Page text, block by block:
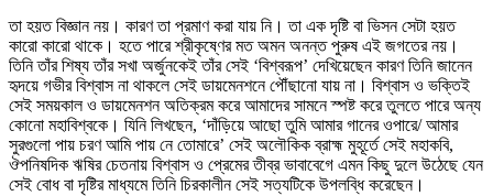
তা হয়ত বিজ্ঞান নয়। কারণ তা প্রমাণ করা যায় নি। তা এক দৃষ্টি বা ভিসন সেটা হয়ত
কারো কারো থাকে। হতে পারে শ্রীকৃষ্ণের মত অমন অনন্ত পুরুষ এই জগতের নয়।
তিনি তাঁর শিষ্য তাঁর সখা অর্জুনকেই তাঁর সেই ‘বিশ্বরূপ’ দেখিয়েছেন কারণ তিনি জানেন
হৃদয়ে গভীর বিশ্বাস না থাকলে সেই ডায়মেনশনে পৌঁছানো যায় না। বিশ্বাস ও ভক্তিই
সেই সময়কাল ও ডায়মেনশন অতিক্রম করে আমাদের সামনে স্পষ্ট করে তুলতে পারে অন্য
কোনো মহাবিশ্বকে। যিনি লিখছেন, ‘দাঁড়িয়ে আছো তুমি আমার গানের ওপারে/ আমার
সুরগুলো পায় চরণ আমি পায় নে তোমারে’ সেই অলৌকিক ব্রাহ্ম মুহূর্তে সেই মহাকবি,
ঔপনিষদিক ঋষির চেতনায় বিশ্বাস ও প্রেমের তীব্র ভাবাবেগে এমন কিছু দুলে উঠেছে যেন
সেই বোধ বা দৃষ্টির মাধ্যমে তিনি চিরকালীন সেই সত্যটিকে উপলব্ধি করেছেন।